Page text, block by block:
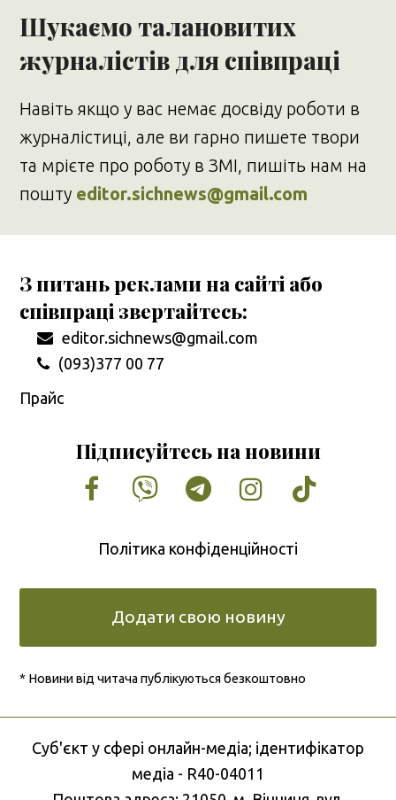
Шукаємо талановитих
журналістів для співпраці
Навіть якщо у вас немає досвіду роботи в
журналістиці, але ви гарно пишете твори
та мрієте про роботу в ЗМІ, пишіть нам на
пошту editor.sichnews@gmail.com
З питань реклами на сайті або
співпраці звертайтесь:
editor.sichnews@gmail.com
(093)377 00 77
Прайс
Підписуйтесь на новини
Facebook
VimeoTumblrInstagram
Tiktok
Політика конфіденційності
Додати свою новину
* Новини від читача публікуються безкоштовно
Cуб'єкт у сфері онлайн-медіа; ідентифікатор
медіа - R40-04011